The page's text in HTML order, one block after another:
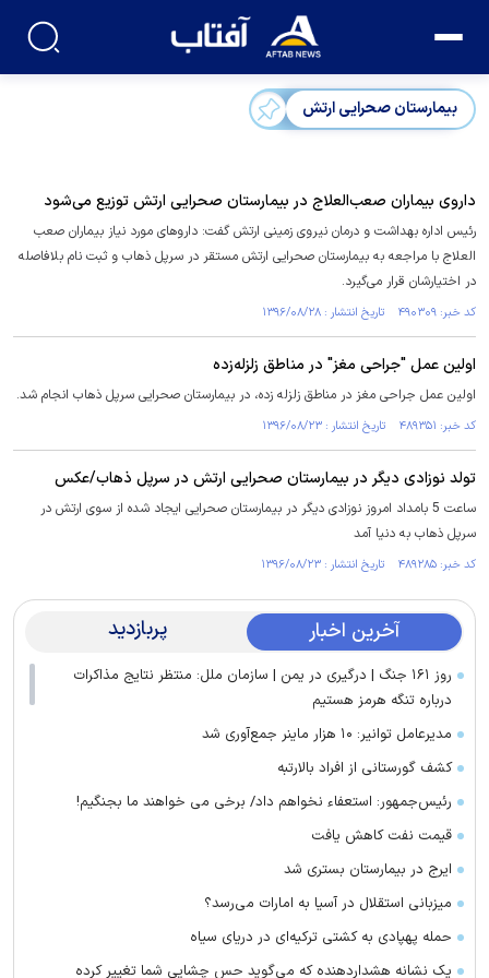
بیمارستان صحرایی ارتش
داروی بیماران صعب‌العلاج در بیمارستان صحرایی ارتش توزیع می‌شود
رئیس اداره بهداشت و درمان نیروی زمینی ارتش گفت: داروهای مورد نیاز بیماران صعب
العلاج با مراجعه به بیمارستان صحرایی ارتش مستقر در سرپل ذهاب و ثبت نام بلافاصله
در اختیارشان قرار می‌گیرد.
کد خبر: ۴۹۰۳۰۹ تاریخ انتشار : ۱۳۹۶/۰۸/۲۸
اولین عمل "جراحی مغز" در مناطق زلزله‌زده
اولین عمل جراحی مغز در مناطق زلزله زده، در بیمارستان صحرایی سرپل ذهاب انجام شد.
کد خبر: ۴۸۹۳۵۱ تاریخ انتشار : ۱۳۹۶/۰۸/۲۳
تولد نوزادی دیگر در بیمارستان صحرایی ارتش در سرپل ذهاب/عکس
ساعت 5 بامداد امروز نوزادی دیگر در بیمارستان صحرایی ایجاد شده از سوی ارتش در
سرپل ذهاب به دنیا آمد
کد خبر: ۴۸۹۲۸۵ تاریخ انتشار : ۱۳۹۶/۰۸/۲۳
آخرین اخبار پربازدید
روز ۱۶۱ جنگ | درگیری در یمن | سازمان ملل: منتظر نتایج مذاکرات
درباره تنگه هرمز هستیم
مدیرعامل توانیر: ۱۰ هزار ماینر جمع‌آوری شد
کشف گورستانی از افراد بالارتبه
رئیس‌جمهور: استعفاء نخواهم داد/ برخی می خواهند ما بجنگیم!
قیمت نفت کاهش یافت
ایرج در بیمارستان بستری شد
میزبانی استقلال در آسیا به امارات می‌رسد؟
حمله پهپادی به کشتی ترکیه‌ای در دریای سیاه
یک نشانه هشداردهنده که می‌گوید حس چشایی شما تغییر کرده